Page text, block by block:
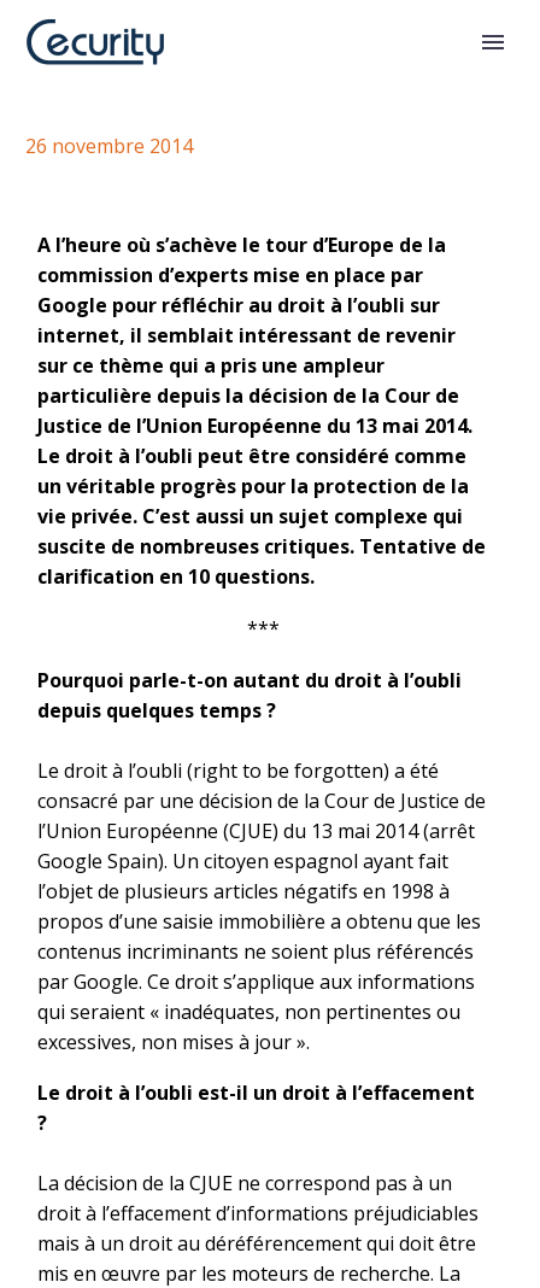
Le droit a l'oubli en dix questions
26 novembre 2014
A l’heure où s’achève le tour d’Europe de la
commission d’experts mise en place par
Google pour réfléchir au droit à l’oubli sur
internet, il semblait intéressant de revenir
sur ce thème qui a pris une ampleur
particulière depuis la décision de la Cour de
Justice de l’Union Européenne du 13 mai 2014.
Le droit à l’oubli peut être considéré comme
un véritable progrès pour la protection de la
vie privée. C’est aussi un sujet complexe qui
suscite de nombreuses critiques. Tentative de
clarification en 10 questions.
***
Pourquoi parle-t-on autant du droit à l’oubli
depuis quelques temps ?
Le droit à l’oubli (right to be forgotten) a été
consacré par une décision de la Cour de Justice de
l’Union Européenne (CJUE) du 13 mai 2014 (arrêt
Google Spain). Un citoyen espagnol ayant fait
l’objet de plusieurs articles négatifs en 1998 à
propos d’une saisie immobilière a obtenu que les
contenus incriminants ne soient plus référencés
par Google. Ce droit s’applique aux informations
qui seraient « inadéquates, non pertinentes ou
excessives, non mises à jour ».
Le droit à l’oubli est-il un droit à l’effacement
?
La décision de la CJUE ne correspond pas à un
droit à l’effacement d’informations préjudiciables
mais à un droit au déréférencement qui doit être
mis en œuvre par les moteurs de recherche. La